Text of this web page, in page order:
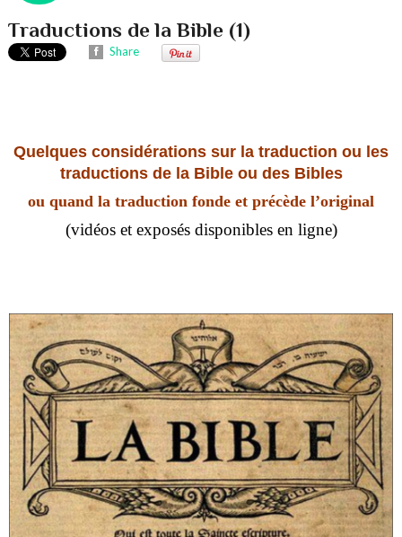
Traductions de la Bible (1)
Share
Quelques considérations sur la traduction ou les
traductions de la Bible ou des Bibles
ou quand la traduction fonde et précède l’original
(vidéos et exposés disponibles en ligne)